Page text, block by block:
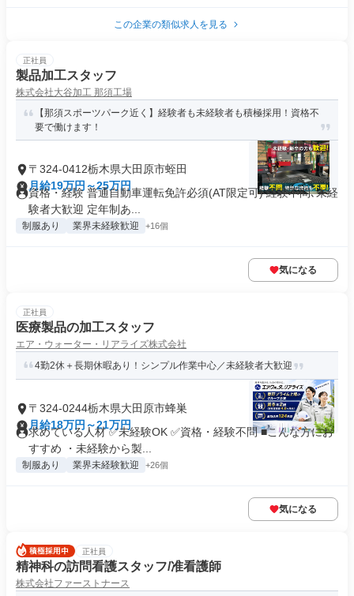
この企業の類似求人を見る
正社員
製品加工スタッフ
株式会社大谷加工 那須工場
【那須スポーツパーク近く】経験者も未経験者も積極採用！資格不
要で働けます！
〒324-0412栃木県大田原市蛭田
月給19万円～25万円
資格・経験 普通自動車運転免許必須(AT限定可) 経験不問､未経
験者大歓迎 定年制あ...
制服あり 業界未経験歓迎 +16個
気になる
正社員
医療製品の加工スタッフ
エア・ウォーター・リアライズ株式会社
4勤2休＋長期休暇あり！シンプル作業中心／未経験者大歓迎
〒324-0244栃木県大田原市蜂巣
月給18万円～21万円
求めている人材 ✅未経験OK ✅資格・経験不問 ■こんな方にお
すすめ ・未経験から製...
制服あり 業界未経験歓迎 +26個
気になる
正社員
精神科の訪問看護スタッフ/准看護師
株式会社ファーストナース